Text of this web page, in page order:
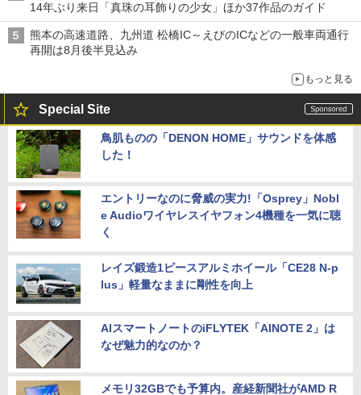
14年ぶり来日「真珠の耳飾りの少女」ほか37作品のガイド
熊本の高速道路、九州道 松橋IC～えびのICなどの一般車両通行
再開は8月後半見込み
もっと見る
Special Site
鳥肌ものの「DENON HOME」サウンドを体感
した！
エントリーなのに脅威の実力!「Osprey」Nobl
e Audioワイヤレスイヤフォン4機種を一気に聴
く
レイズ鍛造1ピースアルミホイール「CE28 N-p
lus」軽量なままに剛性を向上
AIスマートノートのiFLYTEK「AINOTE 2」は
なぜ魅力的なのか？
メモリ32GBでも予算内。産経新聞社がAMD R